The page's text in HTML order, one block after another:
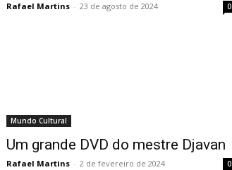
Rafael Martins - 23 de agosto de 2024 0
Mundo Cultural
Um grande DVD do mestre Djavan
Rafael Martins - 2 de fevereiro de 2024 0